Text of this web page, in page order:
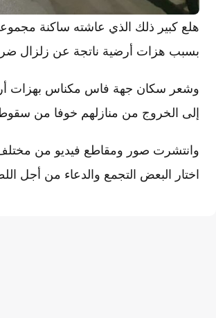
هلع كبير ذلك الذي عاشته ساكنة
بسبب هزات أرضية ناتجة عن زلزال ضرب المغرب
وشعر سكان جهة فاس مكناس بهزات
إلى الخروج من منازلهم خوفا من
وانتشرت صور ومقاطع فيديو من مختلف
اختار البعض التجمع والدعاء من أجل